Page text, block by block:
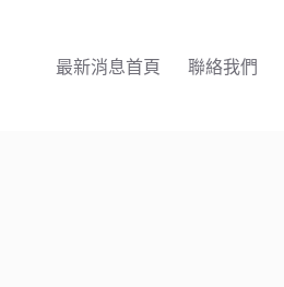
最新消息首頁 聯絡我們